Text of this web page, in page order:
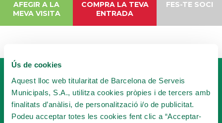
Ús de cookies
Aquest lloc web titularitat de Barcelona de Serveis
Municipals, S.A., utilitza cookies pròpies i de tercers amb
finalitats d’anàlisi, de personalització i/o de publicitat.
Podeu acceptar totes les cookies fent clic a “Acceptar-
AFEGIR A LA
MEVA VISITA
COMPRA LA TEVA
ENTRADA
FES-TE SOCI